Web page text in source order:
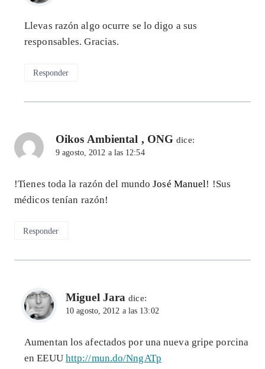
Llevas razón algo ocurre se lo digo a sus
responsables. Gracias.
Responder
Oikos Ambiental , ONG dice:
9 agosto, 2012 a las 12:54
!Tienes toda la razón del mundoJosé Manuel! !Sus
médicos tenían razón!
Responder
Miguel Jara dice:
10 agosto, 2012 a las 13:02
Aumentan los afectados por una nueva gripe porcina
en EEUU http://mun.do/NngATp